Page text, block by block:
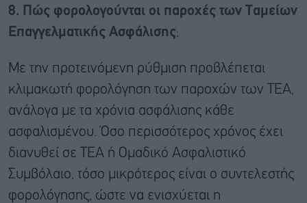
8. Πώς φορολογούνται οι παροχές των Ταμείων
Επαγγελματικής Ασφάλισης;
Με την προτεινόμενη ρύθμιση προβλέπεται
κλιμακωτή φορολόγηση των παροχών των ΤΕΑ,
ανάλογα με τα χρόνια ασφάλισης κάθε
ασφαλισμένου. Όσο περισσότερος χρόνος έχει
διανυθεί σε ΤΕΑ ή Ομαδικό Ασφαλιστικό
Συμβόλαιο, τόσο μικρότερος είναι ο συντελεστής
φορολόγησης, ώστε να ενισχύεται η